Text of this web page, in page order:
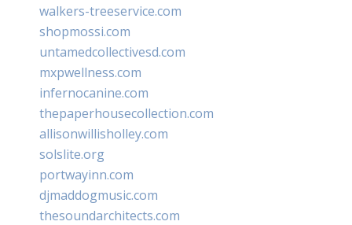
walkers-treeservice.com
shopmossi.com
untamedcollectivesd.com
mxpwellness.com
infernocanine.com
thepaperhousecollection.com
allisonwillisholley.com
solslite.org
portwayinn.com
djmaddogmusic.com
thesoundarchitects.com